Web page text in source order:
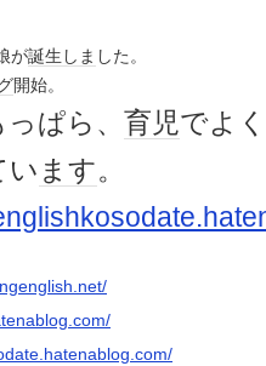
が誕生 しま した。
開始。
ぱら、 育児でよ
い ます。